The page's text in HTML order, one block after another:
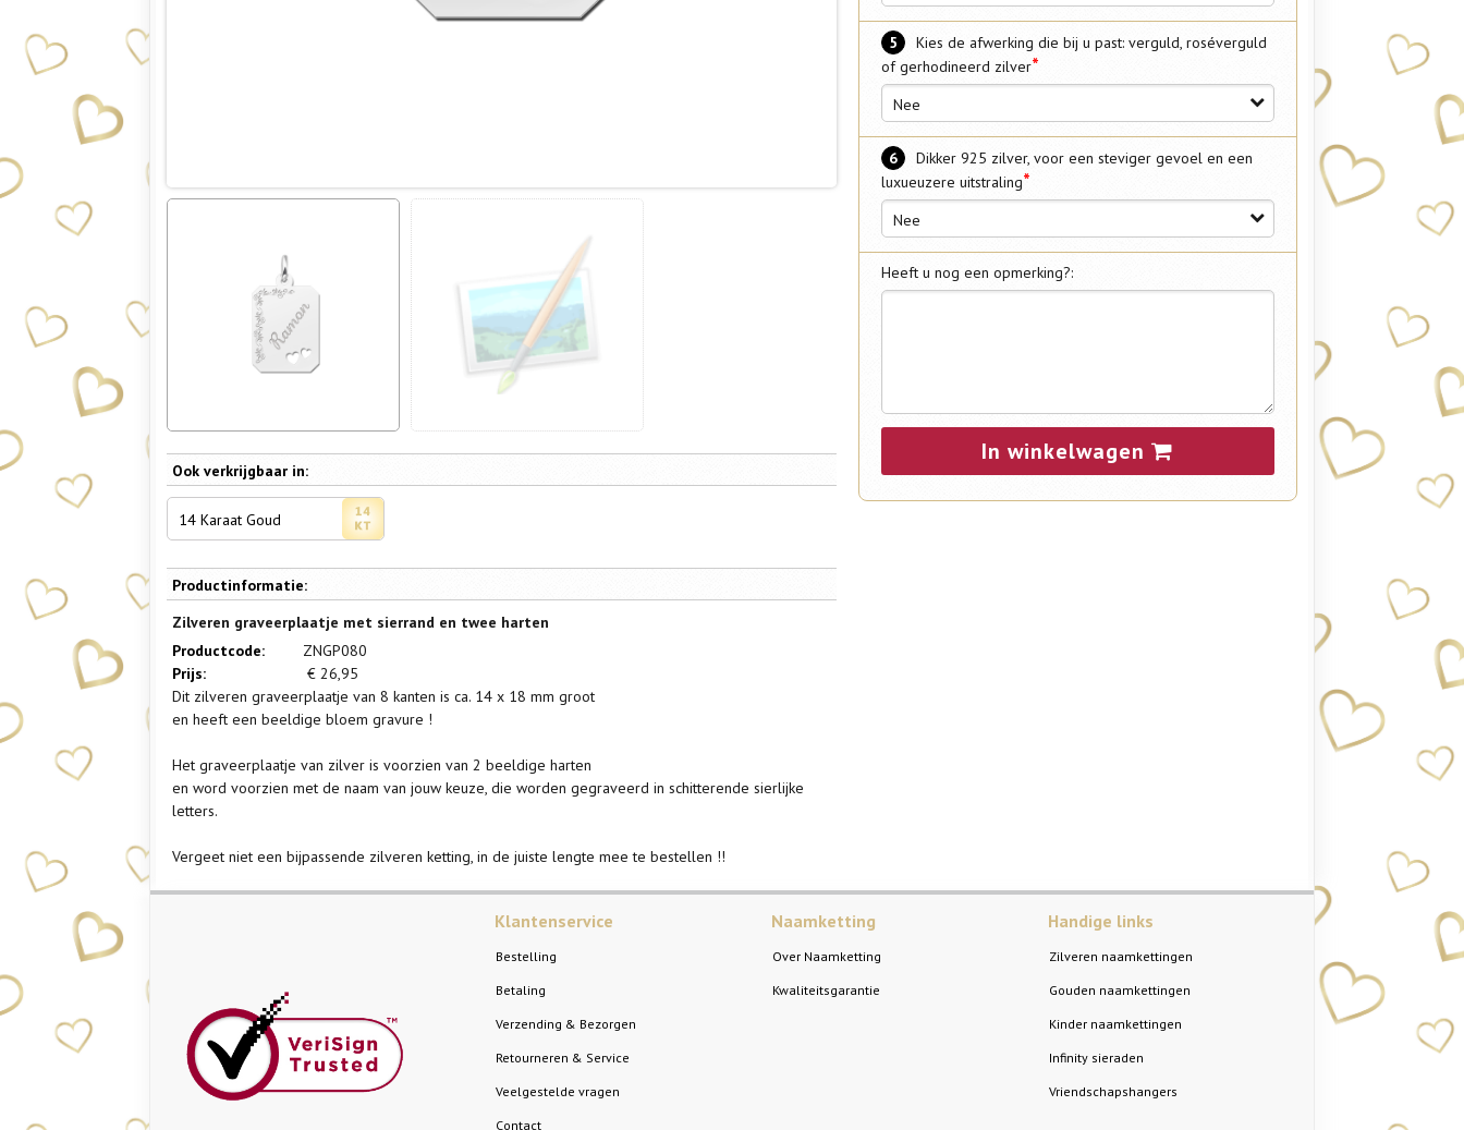
5
Kies de afwerking die bij u past: verguld, roséverguld
of gerhodineerd zilver*
Nee
6
Dikker 925 zilver, voor een steviger gevoel en een
luxueuzere uitstraling*
Nee
Heeft u nog een opmerking?:
In winkelwagen
Ook verkrijgbaar in:
14 Karaat Goud
Productinformatie:
Zilveren graveerplaatje met sierrand en twee harten
Productcode:
ZNGP080
Prijs:
€ 26,95
Dit zilveren graveerplaatje van 8 kanten is ca. 14 x 18 mm groot
en heeft een beeldige bloem gravure !
Het graveerplaatje van zilver is voorzien van 2 beeldige harten
en word voorzien met de naam van jouw keuze, die worden gegraveerd in schitterende sierlijke
letters.
Vergeet niet een bijpassende zilveren ketting, in de juiste lengte mee te bestellen !!
Klantenservice
Bestelling
Betaling
Verzending & Bezorgen
Retourneren & Service
Veelgestelde vragen
Contact
Naamketting
Over Naamketting
Kwaliteitsgarantie
Handige links
Zilveren naamkettingen
Gouden naamkettingen
Kinder naamkettingen
Infinity sieraden
Vriendschapshangers